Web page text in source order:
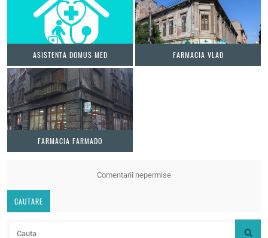
ASISTENTA DOMUS MED FARMACIA VLAD
FARMACIA FARMADO
Comentarii nepermise
CAUTARE